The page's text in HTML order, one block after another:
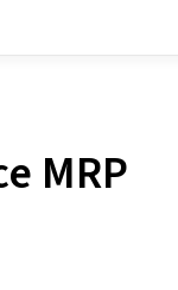
MRP